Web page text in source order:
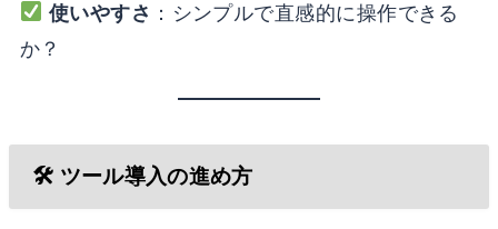
使いやすさ ：シンプルで直感的に操作できる
か？
🛠 ツール導入の進め方